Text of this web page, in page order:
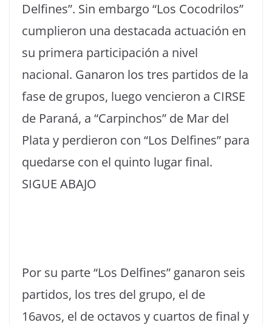
Delfines”. Sin embargo “Los Cocodrilos”
cumplieron una destacada actuación en
su primera participación a nivel
nacional. Ganaron los tres partidos de la
fase de grupos, luego vencieron a CIRSE
de Paraná, a “Carpinchos” de Mar del
Plata y perdieron con “Los Delfines” para
quedarse con el quinto lugar final.
SIGUE ABAJO
Por su parte “Los Delfines” ganaron seis
partidos, los tres del grupo, el de
16avos, el de octavos y cuartos de final y